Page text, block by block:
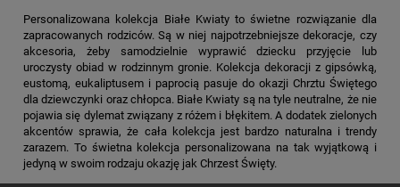
Personalizowana kolekcja Białe Kwiatyto świetne rozwiązanie dla
zapracowanych rodziców. Są w niej najpotrzebniejsze dekoracje, czy
akcesoria, żeby samodzielnie wyprawić dziecku przyjęcie lub
uroczysty obiad w rodzinnym gronie. Kolekcja dekoracji z gipsówką,
eustomą, eukaliptusem i paprocią pasuje do okazji Chrztu Świętego
dla dziewczynki oraz chłopca. Białe Kwiaty są na tyle neutralne, że nie
pojawia się dylemat związany z różem i błękitem. A dodatek zielonych
akcentów sprawia, że cała kolekcja jest bardzo naturalna i trendy
zarazem. To świetna kolekcja personalizowana na tak wyjątkową i
jedyną w swoim rodzaju okazję jak Chrzest Święty.